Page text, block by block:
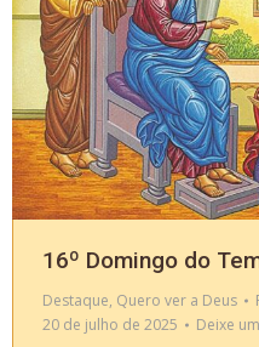
16º Domingo do
Destaque, Quero ver a Deus
20 de julho de 2025
Deixe